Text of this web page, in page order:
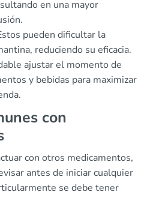
en una mayor
pueden dificultar la
reduciendo su eficacia.
ajustar el momento de
y bebidas para maximizar
con
con otros medicamentos,
antes de iniciar cualquier
se debe tener